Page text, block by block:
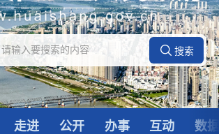
走进 公开 办事 互动 数